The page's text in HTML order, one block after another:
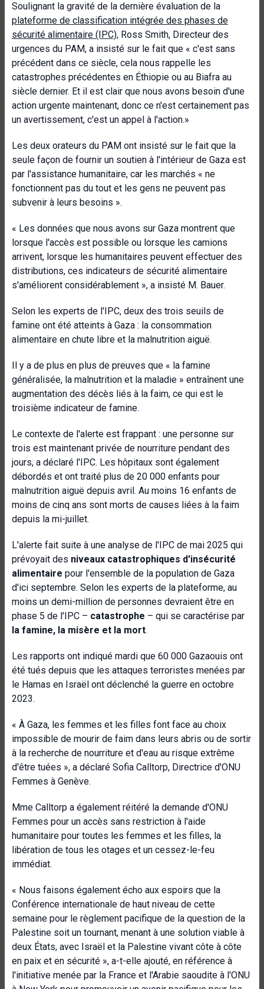
Soulignant la gravité de la dernière évaluation de la
plateforme de classification intégrée des phases de
sécurité alimentaire (IPC), Ross Smith, Directeur des
urgences du PAM, a insisté sur le fait que « c'est sans
précédent dans ce siècle, cela nous rappelle les
catastrophes précédentes en Éthiopie ou au Biafra au
siècle dernier. Et il est clair que nous avons besoin d'une
action urgente maintenant, donc ce n'est certainement pas
un avertissement, c'est un appel à l'action.»
Les deux orateurs du PAM ont insisté sur le fait que la
seule façon de fournir un soutien à l'intérieur de Gaza est
par l'assistance humanitaire, car les marchés « ne
fonctionnent pas du tout et les gens ne peuvent pas
subvenir à leurs besoins ».
« Les données que nous avons sur Gaza montrent que
lorsque l'accès est possible ou lorsque les camions
arrivent, lorsque les humanitaires peuvent effectuer des
distributions, ces indicateurs de sécurité alimentaire
s'améliorent considérablement », a insisté M. Bauer.
Selon les experts de l'IPC, deux des trois seuils de
famine ont été atteints à Gaza : la consommation
alimentaire en chute libre et la malnutrition aiguë.
Il y a de plus en plus de preuves que « la famine
généralisée, la malnutrition et la maladie » entraînent une
augmentation des décès liés à la faim, ce qui est le
troisième indicateur de famine.
Le contexte de l'alerte est frappant : une personne sur
trois est maintenant privée de nourriture pendant des
jours, a déclaré l'IPC. Les hôpitaux sont également
débordés et ont traité plus de 20 000 enfants pour
malnutrition aiguë depuis avril. Au moins 16 enfants de
moins de cinq ans sont morts de causes liées à la faim
depuis la mi-juillet.
L'alerte fait suite à une analyse de l'IPC de mai 2025 qui
prévoyait des niveaux catastrophiques d'insécurité
alimentaire pour l'ensemble de la population de Gaza
d'ici septembre. Selon les experts de la plateforme, au
moins un demi-million de personnes devraient être en
phase 5 de l'IPC – catastrophe – qui se caractérise par
la famine, la misère et la mort.
Les rapports ont indiqué mardi que 60 000 Gazaouis ont
été tués depuis que les attaques terroristes menées par
le Hamas en Israël ont déclenché la guerre en octobre
2023.
« À Gaza, les femmes et les filles font face au choix
impossible de mourir de faim dans leurs abris ou de sortir
à la recherche de nourriture et d'eau au risque extrême
d'être tuées », a déclaré Sofia Calltorp, Directrice d'ONU
Femmes à Genève.
Mme Calltorp a également réitéré la demande d'ONU
Femmes pour un accès sans restriction à l'aide
humanitaire pour toutes les femmes et les filles, la
libération de tous les otages et un cessez-le-feu
immédiat.
« Nous faisons également écho aux espoirs que la
Conférence internationale de haut niveau de cette
semaine pour le règlement pacifique de la question de la
Palestine soit un tournant, menant à une solution viable à
deux États, avec Israël et la Palestine vivant côte à côte
en paix et en sécurité », a-t-elle ajouté, en référence à
l'initiative menée par la France et l'Arabie saoudite à l'ONU